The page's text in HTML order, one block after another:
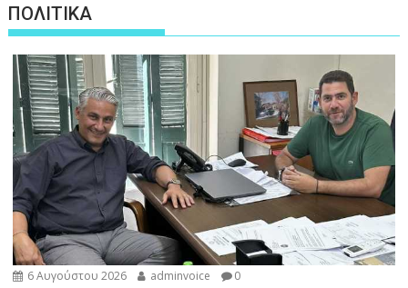
ΠΟΛΙΤΙΚΑ
6 Αυγούστου 2026 adminvoice 0